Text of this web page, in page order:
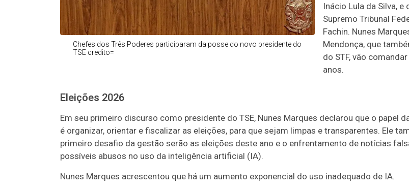
Chefes dos Três Poderes participaram da posse do novo presidente do
TSE credito=
Inácio Lula da Silva,
Supremo Tribunal
Fachin. Nunes
Mendonça, que
do STF, vão
anos.
Eleições 2026
Em seu primeiro discurso como presidente do TSE, Nunes Marques declarou que o papel
é organizar, orientar e fiscalizar as eleições, para que sejam limpas e transparentes. Ele
primeiro desafio da gestão serão as eleições deste ano e o enfrentamento de notícias
possíveis abusos no uso da inteligência artificial (IA).
Nunes Marques acrescentou que há um aumento exponencial do uso inadequado de IA.